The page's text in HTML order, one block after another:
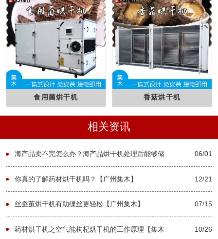
食用菌烘干机 香菇烘干机
相关资讯
海产品卖不完怎么办？海产品烘干机处理后能够储
存多久？【广州集木】
06/01
你真的了解药材烘干机吗？【广州集木】 12/21
丝蚕茧烘干机有助缫丝更轻松【广州集木】 07/15
药材烘干机之空气能枸杞烘干机的工作原理【集木 10/26